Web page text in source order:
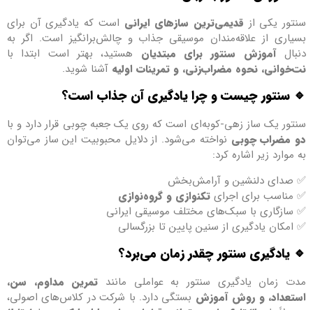
سنتور یکی از قدیمی‌ترین سازهای ایرانی است که یادگیری آن برای
بسیاری از علاقه‌مندان موسیقی جذاب و چالش‌برانگیز است. اگر به
دنبالآموزش سنتور برای مبتدیان هستید، بهتر است ابتدا با
نت‌خوانی، نحوه مضراب‌زنی، و تمرینات اولیه آشنا شوید.
🔹 سنتور چیست و چرا یادگیری آن جذاب است؟
سنتور یک ساز زهی-کوبه‌ای است که روی یک جعبه چوبی قرار دارد و با
دو مضراب چوبی نواخته می‌شود. از دلایل محبوبیت این ساز می‌توان
به موارد زیر اشاره کرد:
✅ صدای دلنشین و آرامش‌بخش
✅ مناسب برای اجرای تکنوازی و گروه‌نوازی
✅ سازگاری با سبک‌های مختلف موسیقی ایرانی
✅ امکان یادگیری از سنین پایین تا بزرگسالی
🔹 یادگیری سنتور چقدر زمان می‌برد؟
مدت زمان یادگیری سنتور به عواملی مانند تمرین مداوم، سن،
استعداد، و روش آموزش بستگی دارد. با شرکت در کلاس‌های اصولی،